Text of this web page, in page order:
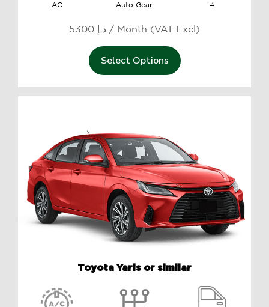
AC Auto Gear 4
Select Options
5300 د.إ / Month (VAT Excl)
Toyota Yaris or similar